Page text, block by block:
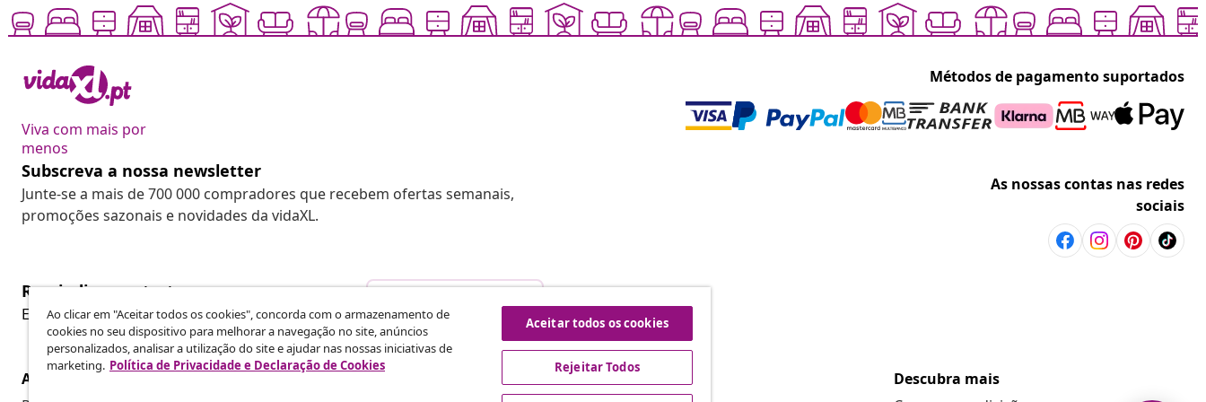
Viva com mais por
menos
Métodos de pagamento suportados
Subscreva a nossa newsletter
Junte-se a mais de 700 000 compradores que recebem ofertas semanais,
promoções sazonais e novidades da vidaXL.
As nossas contas nas redes
sociais
Rescindir o contrato
Envie um pedido de rescisão da sua encomenda.
Rescindir o contrato
Atendimento ao cliente
vidaXL
Descubra mais
Ao clicar em "Aceitar todos os cookies", concorda com o armazenamento de
cookies no seu dispositivo para melhorar a navegação no site, anúncios
personalizados, analisar a utilização do site e ajudar nas nossas iniciativas de
marketing. Política de Privacidade e Declaração de Cookies
Aceitar todos os cookies
Rejeitar Todos